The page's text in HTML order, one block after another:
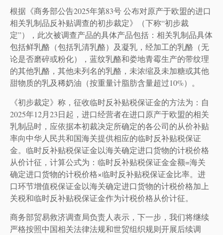
根据《商务部公告2025年第83号 公布对原产于欧盟的进口
相关乳制品反补贴调查的初步裁定》（下称“初步裁
定”），此次被调查产品的具体产品包括：相关乳制品具体
包括鲜乳酪（包括乳清乳酪）及凝乳，经加工的乳酪（无
论是否磨碎或粉化），蓝纹乳酪和娄地青霉生产的带纹理
的其他乳酪，其他未列名的乳酪，未浓缩及未加糖或其他
甜物质的乳及稀奶油（按重量计脂肪含量超过10%）。
《初步裁定》称，征收临时反补贴税保证金的方法为：自
2025年12月23日起，进口经营者在进口原产于欧盟的相关
乳制品时，应依据本初裁决定所确定的各公司的从价补贴
率向中华人民共和国海关提供相应的临时反补贴税保证
金。临时反补贴税保证金以海关确定进口货物的计税价格
从价计征，计算公式为：临时反补贴税保证金金额=海关
确定进口货物的计税价格×临时反补贴税保证金比率。进
口环节增值税保证金以海关确定进口货物的计税价格加上
关税和临时反补贴税保证金作为计税价格从价计征。
商务部贸易救济调查局负责人表示，下一步，我们将继续
严格按照中国相关法律法规和世贸组织规则开展后续调